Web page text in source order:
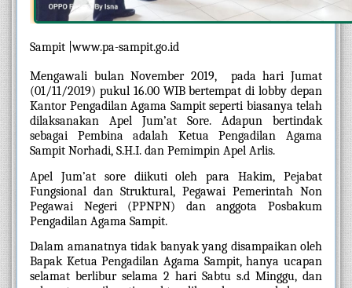
Sampit |www.pa-sampit.go.id
Mengawali bulan November 2019,  pada hari Jumat
(01/11/2019) pukul 16.00 WIB bertempat di lobby depan
Kantor Pengadilan Agama Sampit seperti biasanya telah
dilaksanakan Apel Jum’at Sore. Adapun bertindak
sebagai Pembina adalah Ketua Pengadilan Agama
Sampit Norhadi, S.H.I. dan Pemimpin Apel Arlis.
Apel Jum’at sore diikuti oleh para Hakim, Pejabat
Fungsional dan Struktural, Pegawai Pemerintah Non
Pegawai Negeri (PPNPN) dan anggota Posbakum
Pengadilan Agama Sampit.
Dalam amanatnya tidak banyak yang disampaikan oleh
Bapak Ketua Pengadilan Agama Sampit, hanya ucapan
selamat berlibur selama 2 hari Sabtu s.d Minggu, dan